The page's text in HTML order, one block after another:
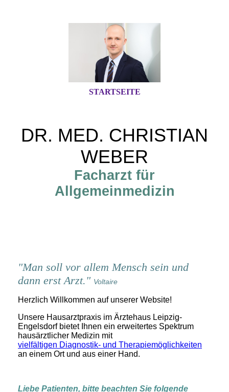
STARTSEITE
DR. MED. CHRISTIAN
WEBER
Facharzt für
Allgemeinmedizin
"Man soll vor allem Mensch sein und
dann erst Arzt." Voltaire
Herzlich Willkommen auf unserer Website!
Unsere Hausarztpraxis im Ärztehaus Leipzig-
Engelsdorf bietet Ihnen ein erweitertes Spektrum
hausärztlicher Medizin mit
vielfältigen Diagnostik- und Therapiemöglichkeiten
an einem Ort und aus einer Hand.
Liebe Patienten, bitte beachten Sie folgende